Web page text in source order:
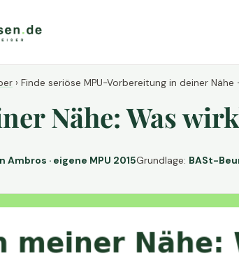
› Finde seriöse MPU-Vorbereitung in deiner Nähe
Nähe: Was
Ambros · eigene MPU 2015Grundlage: BASt-